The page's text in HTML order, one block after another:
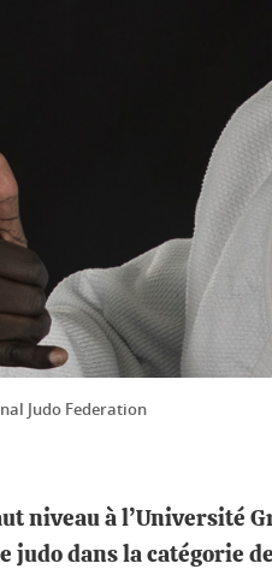
Judo Federation
niveau à l’Université
judo dans la catégorie